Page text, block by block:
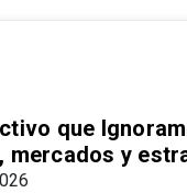
que
mercados y